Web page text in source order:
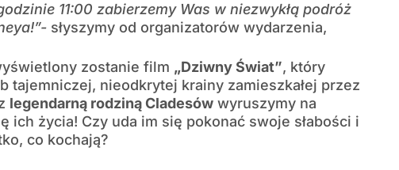
11:00 zabierzemy Was w niezwykłą podróż
słyszymy od organizatorów wydarzenia,
zostanie film „Dziwny Świat”, który
tajemniczej, nieodkrytej krainy zamieszkałej przez
legendarną rodziną Cladesów wyruszymy na
ich życia! Czy uda im się pokonać swoje słabości i
co kochają?